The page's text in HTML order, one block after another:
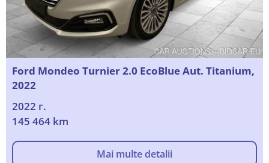
Ford Mondeo Turnier 2.0 EcoBlue Aut. Titanium,
2022
2022 г.
145 464 km
Mai multe detalii